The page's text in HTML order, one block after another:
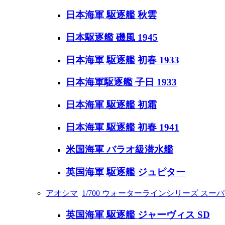
日本海軍 駆逐艦 秋雲
日本駆逐艦 磯風 1945
日本海軍 駆逐艦 初春 1933
日本海軍駆逐艦 子日 1933
日本海軍 駆逐艦 初霜
日本海軍 駆逐艦 初春 1941
米国海軍 バラオ級潜水艦
英国海軍 駆逐艦 ジュピター
アオシマ 1/700 ウォーターラインシリーズ スー
英国海軍 駆逐艦 ジャーヴィス SD